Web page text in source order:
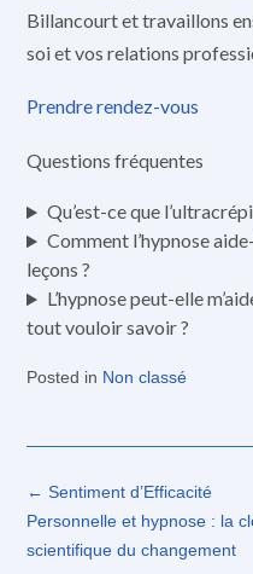
Billancourt et travaillons
soi et vos relations
Prendre rendez-vous
Questions fréquentes
Qu’est-ce que
Comment l’hypnose
leçons ?
L’hypnose peut-elle
tout vouloir savoir ?
Posted in Non classé
Post
navigation
← Sentiment d’Efficacité
Personnelle et hypnose : la
scientifique du changement